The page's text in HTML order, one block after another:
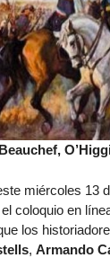
miércoles 13
coloquio en
los
, Armando